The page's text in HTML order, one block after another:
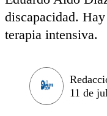
discapacidad.
terapia intensiva.
11 de